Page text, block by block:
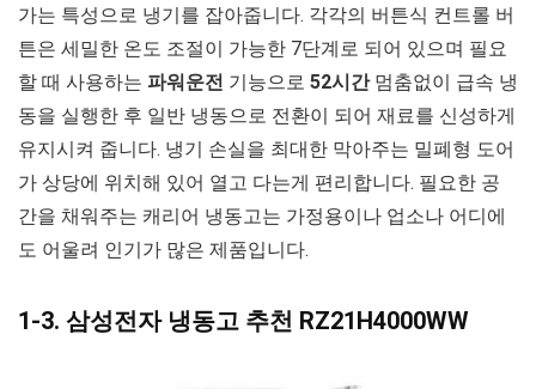
가는 특성으로 냉기를 잡아줍니다. 각각의 버튼식 컨트롤 버
튼은 세밀한 온도 조절이 가능한 7단계로 되어 있으며 필요
할 때 사용하는 파워운전 기능으로 52시간멈춤없이 급속 냉
동을 실행한 후 일반 냉동으로 전환이 되어 재료를 신성하게
유지시켜 줍니다. 냉기 손실을 최대한 막아주는 밀폐형 도어
가 상당에 위치해 있어 열고 다는게 편리합니다. 필요한 공
간을 채워주는 캐리어 냉동고는 가정용이나 업소나 어디에
도 어울려 인기가 많은 제품입니다.
1-3. 삼성전자 냉동고 추천 RZ21H4000WW